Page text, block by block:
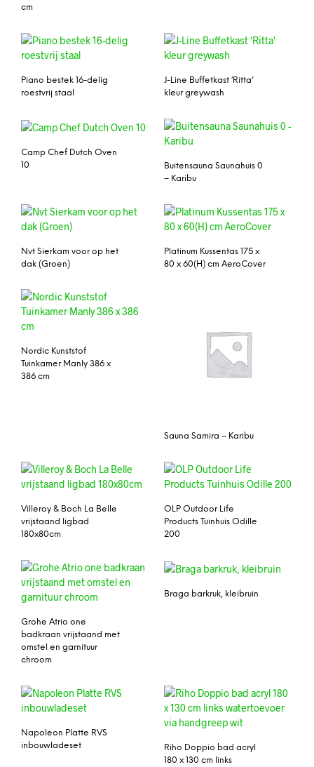
cm
Piano bestek 16-delig
roestvrij staal
J-Line Buffetkast ‘Ritta’
kleur greywash
Camp Chef Dutch Oven
10
Buitensauna Saunahuis 0
– Karibu
Nvt Sierkam voor op het
dak (Groen)
Platinum Kussentas 175 x
80 x 60(H) cm AeroCover
Nordic Kunststof
Tuinkamer Manly 386 x
386 cm
Sauna Samira – Karibu
Villeroy & Boch La Belle
vrijstaand ligbad
180x80cm
OLP Outdoor Life
Products Tuinhuis Odille
200
Grohe Atrio one
badkraan vrijstaand met
omstel en garnituur
chroom
Braga barkruk, kleibruin
Napoleon Platte RVS
inbouwladeset
Riho Doppio bad acryl
180 x 130 cm links